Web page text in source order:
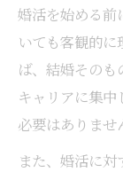
婚活を始める前
いても客観的
ば、結婚その
キャリアに集
必要はありませ
また、婚活に